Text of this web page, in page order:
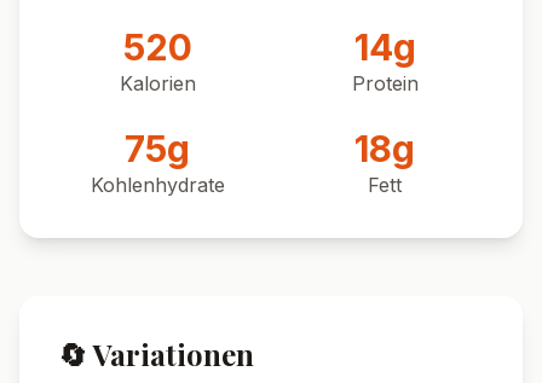
520
Kalorien
14g
Protein
75g
Kohlenhydrate
18g
Fett
🔄 Variationen